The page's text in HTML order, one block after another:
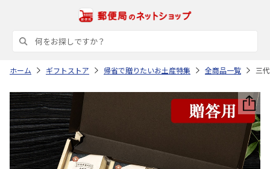
ホーム ギフトストア 帰省で贈りたいお土産特集 全商品一覧 三